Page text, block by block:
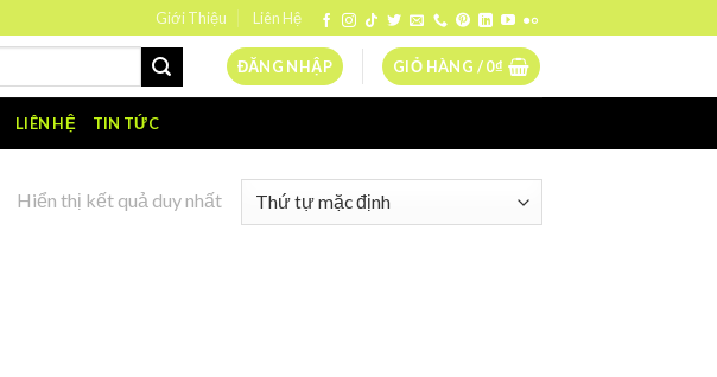
Giới Thiệu Liên Hệ
ĐĂNG NHẬP GIỎ HÀNG /0₫
LIÊN HỆ TIN TỨC
Hiển thị kết quả duy nhất